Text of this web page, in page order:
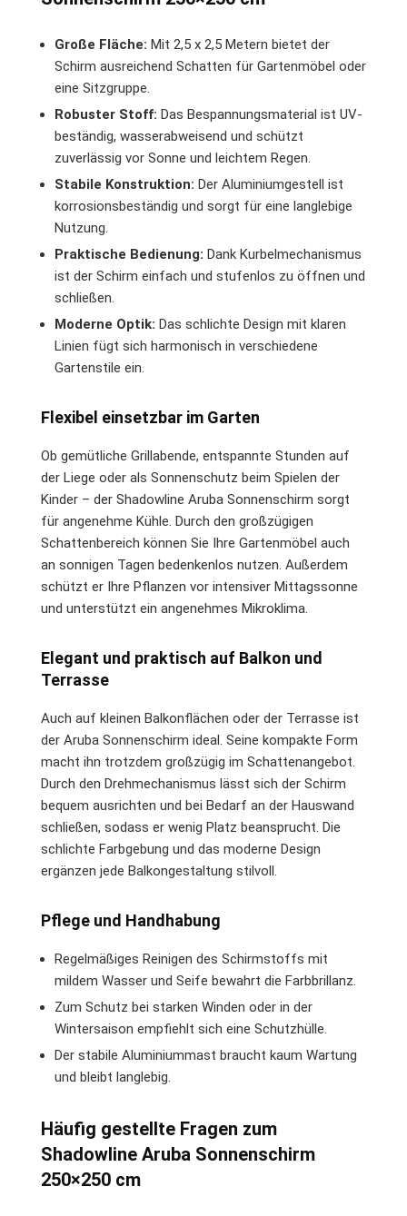
Große Fläche: Mit 2,5 x 2,5 Metern bietet der
Schirm ausreichend Schatten für Gartenmöbel oder
eine Sitzgruppe.
Robuster Stoff: Das Bespannungsmaterial ist UV-
beständig, wasserabweisend und schützt
zuverlässig vor Sonne und leichtem Regen.
Stabile Konstruktion: Der Aluminiumgestell ist
korrosionsbeständig und sorgt für eine langlebige
Nutzung.
Praktische Bedienung: Dank Kurbelmechanismus
ist der Schirm einfach und stufenlos zu öffnen und
schließen.
Moderne Optik: Das schlichte Design mit klaren
Linien fügt sich harmonisch in verschiedene
Gartenstile ein.
Flexibel einsetzbar im Garten
Ob gemütliche Grillabende, entspannte Stunden auf
der Liege oder als Sonnenschutz beim Spielen der
Kinder – der Shadowline Aruba Sonnenschirm sorgt
für angenehme Kühle. Durch den großzügigen
Schattenbereich können Sie Ihre Gartenmöbel auch
an sonnigen Tagen bedenkenlos nutzen. Außerdem
schützt er Ihre Pflanzen vor intensiver Mittagssonne
und unterstützt ein angenehmes Mikroklima.
Elegant und praktisch auf Balkon und
Terrasse
Auch auf kleinen Balkonflächen oder der Terrasse ist
der Aruba Sonnenschirm ideal. Seine kompakte Form
macht ihn trotzdem großzügig im Schattenangebot.
Durch den Drehmechanismus lässt sich der Schirm
bequem ausrichten und bei Bedarf an der Hauswand
schließen, sodass er wenig Platz beansprucht. Die
schlichte Farbgebung und das moderne Design
ergänzen jede Balkongestaltung stilvoll.
Pflege und Handhabung
Regelmäßiges Reinigen des Schirmstoffs mit
mildem Wasser und Seife bewahrt die Farbbrillanz.
Zum Schutz bei starken Winden oder in der
Wintersaison empfiehlt sich eine Schutzhülle.
Der stabile Aluminiummast braucht kaum Wartung
und bleibt langlebig.
Häufig gestellte Fragen zum
Shadowline Aruba Sonnenschirm
250×250 cm